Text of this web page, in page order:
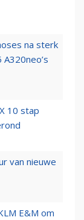
na sterk
10 stap
van nieuwe
E&M om